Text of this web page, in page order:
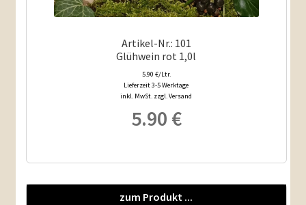
Artikel-Nr.: 101
Glühwein rot 1,0l
5.90 €/Ltr.
Lieferzeit 3-5 Werktage
inkl. MwSt. zzgl. Versand
5.90 €
zum Produkt ...